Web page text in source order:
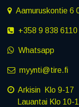
Aamuruskontie 6
+358 9 838 6110
Whatsapp
myynti@tire.fi
Arkisin Klo 9-17
Lauantai Klo 10-